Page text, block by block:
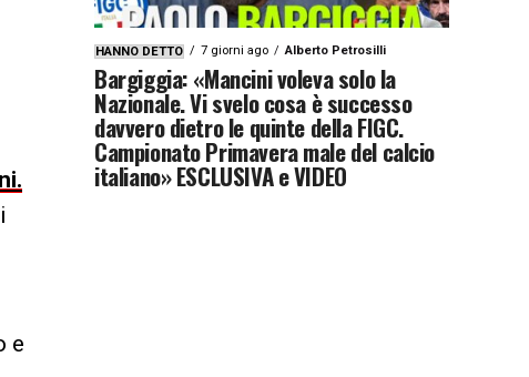
e
HANNO DETTO 7 giorni ago Alberto Petrosilli
Bargiggia: «Mancini voleva solo la
Nazionale. Vi svelo cosa è successo
davvero dietro le quinte della FIGC.
Campionato Primavera male del calcio
italiano» ESCLUSIVA e VIDEO